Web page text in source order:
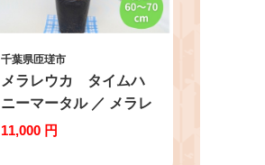
千葉県匝瑳市
メラレウカ タイムハ
ニーマータル ／ メラレ
ウカ タイムハニーマー
11,000 円